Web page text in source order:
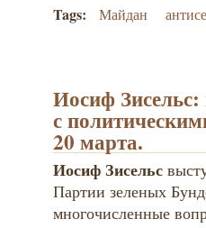
Tags: Майдан
Иосиф Зисельс:
с
20 марта.
Иосиф Зисельс
Партии зеленых
многочисленные